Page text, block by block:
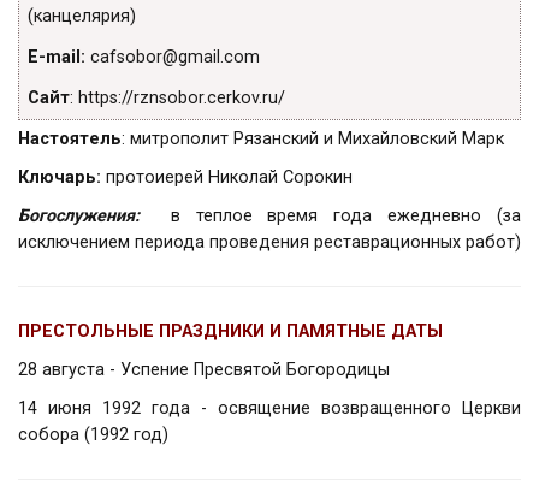
(канцелярия)
Е-mail: cafsobor@gmail.com
Сайт: https://rznsobor.cerkov.ru/
Настоятель: митрополит Рязанский и Михайловский Марк
Ключарь: протоиерей Николай Сорокин
Богослужения:
в теплое время года ежедневно (за
исключением периода проведения реставрационных работ)
ПРЕСТОЛЬНЫЕ ПРАЗДНИКИ И ПАМЯТНЫЕ ДАТЫ
28 августа - Успение Пресвятой Богородицы
14 июня 1992 года - освящение возвращенного Церкви
собора (1992 год)